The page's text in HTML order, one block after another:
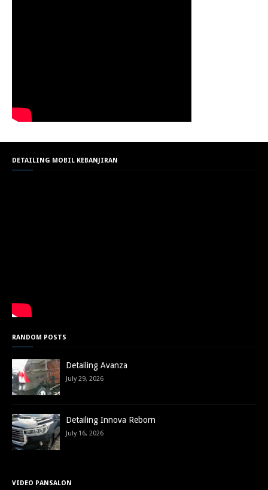
DETAILING MOBIL KEBANJIRAN
RANDOM POSTS
Detailing Avanza
July 29, 2026
Detailing Innova Reborn
July 16, 2026
VIDEO PANSALON